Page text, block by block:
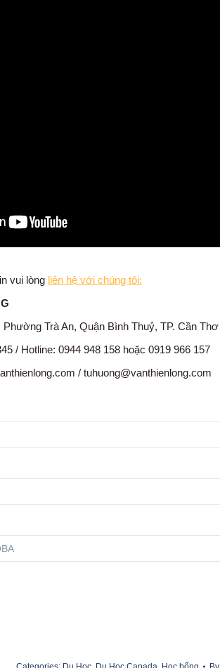
vui lòng liên hệ với chúng tôi:
Trà An, Quận Bình Thuỷ, TP. Cần Thơ
/ Hotline: 0944 948 158 hoặc 0919 966 157
/ tuhuong@vanthienlong.com